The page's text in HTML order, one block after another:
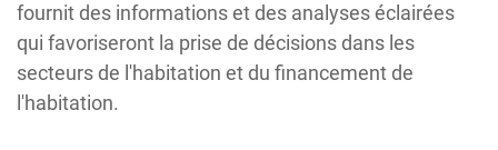
fournit des informations et des analyses éclairées
qui favoriseront la prise de décisions dans les
secteurs de l'habitation et du financement de
l'habitation.